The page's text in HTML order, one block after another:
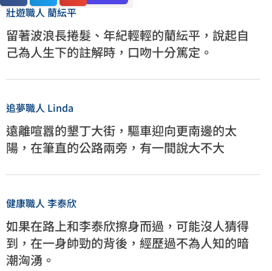
壯遊職人 藺紜平
留著波浪長捲髮、年紀輕輕的藺紜平，說起自
己為人生下的註解時，口吻十分篤定。
追夢職⼈ Linda
遠離喧囂的墾丁⼤街，驅車迎向更南邊的太
陽，在筆直的公路兩旁，有⼀間說⼤不⼤
健康職⼈ 李泰欣
如果在路上和李泰欣擦身而過，可能沒⼈猜得
到，在⼀身帥勁的背後，經歷過不為⼈知的暗
潮洶湧。